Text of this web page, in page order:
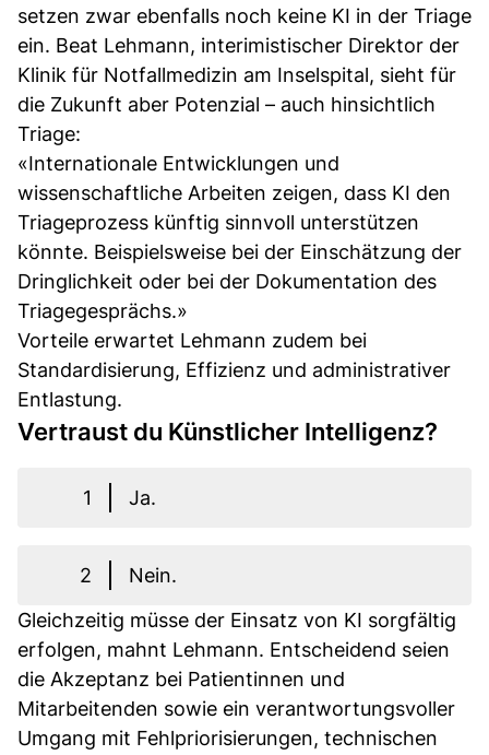
setzen zwar ebenfalls noch keine KI in der Triage
ein. Beat Lehmann, interimistischer Direktor der
Klinik für Notfallmedizin am Inselspital, sieht für
die Zukunft aber Potenzial – auch hinsichtlich
Triage:
«Internationale Entwicklungen und
wissenschaftliche Arbeiten zeigen, dass KI den
Triageprozess künftig sinnvoll unterstützen
könnte. Beispielsweise bei der Einschätzung der
Dringlichkeit oder bei der Dokumentation des
Triagegesprächs.»
Vorteile erwartet Lehmann zudem bei
Standardisierung, Effizienz und administrativer
Entlastung.
Vertraust du Künstlicher Intelligenz?
1 Ja.
2
Nein.
Gleichzeitig müsse der Einsatz von KI sorgfältig
erfolgen, mahnt Lehmann. Entscheidend seien
die Akzeptanz bei Patientinnen und
Mitarbeitenden sowie ein verantwortungsvoller
Umgang mit Fehlpriorisierungen, technischen